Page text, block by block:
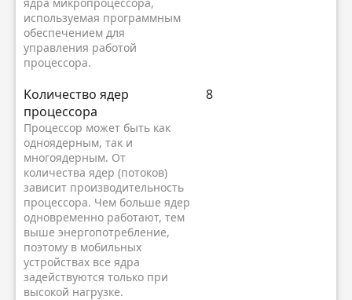
используемая программным
обеспечением для
управления работой
процессора.
Kоличество ядер
процессора
Процессор может быть как
одноядерным, так и
многоядерным. От
количества ядер (потоков)
зависит производительность
процессора. Чем больше ядер
одновременно работают, тем
выше энергопотребление,
поэтому в мобильных
устройствах все ядра
задействуются только при
высокой нагрузке.
8